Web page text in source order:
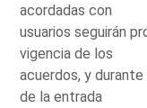
acordadas con
usuarios seguirán
vigencia de los
acuerdos, y
de la entrada